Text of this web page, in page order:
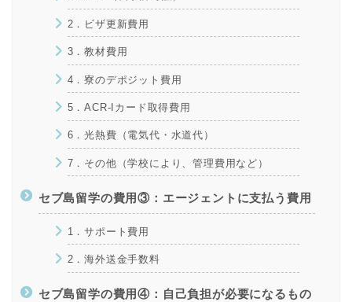
2．ビザ更新費用
3．教材費用
4．寮のデポジット費用
5．ACR-Iカード取得費用
6．光熱費（電気代・水道代）
7．その他（学校により、管理費用など）
セブ島留学の費用③：エージェントに支払う費用
1．サポート費用
2．海外送金手数料
セブ島留学の費用④：自己負担が必要になるもの